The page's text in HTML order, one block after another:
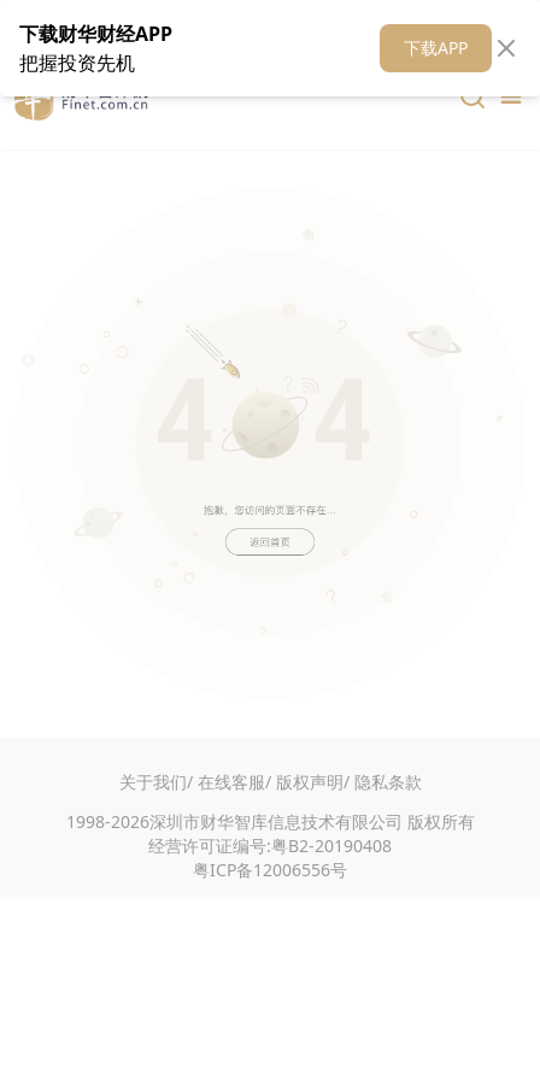
在线客服 关于我们 财华媒体矩阵 财华智库
关于我们/ 在线客服/ 版权声明/ 隐私条款
1998-2026深圳市财华智库信息技术有限公司 版权所有
经营许可证编号:粤B2-20190408
粤ICP备12006556号
下载财华财经APP
把握投资先机
下载APP